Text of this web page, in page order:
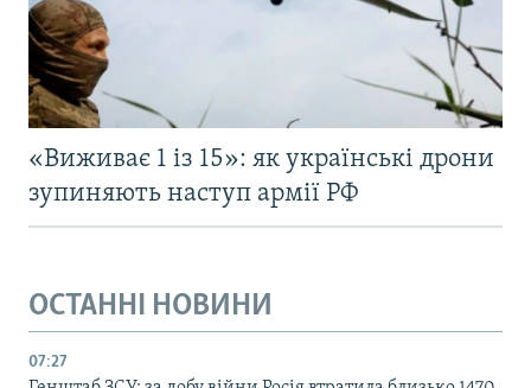
«Виживає 1 із 15»: як українські дрони
зупиняють наступ армії РФ
ОСТАННІ НОВИНИ
07:27